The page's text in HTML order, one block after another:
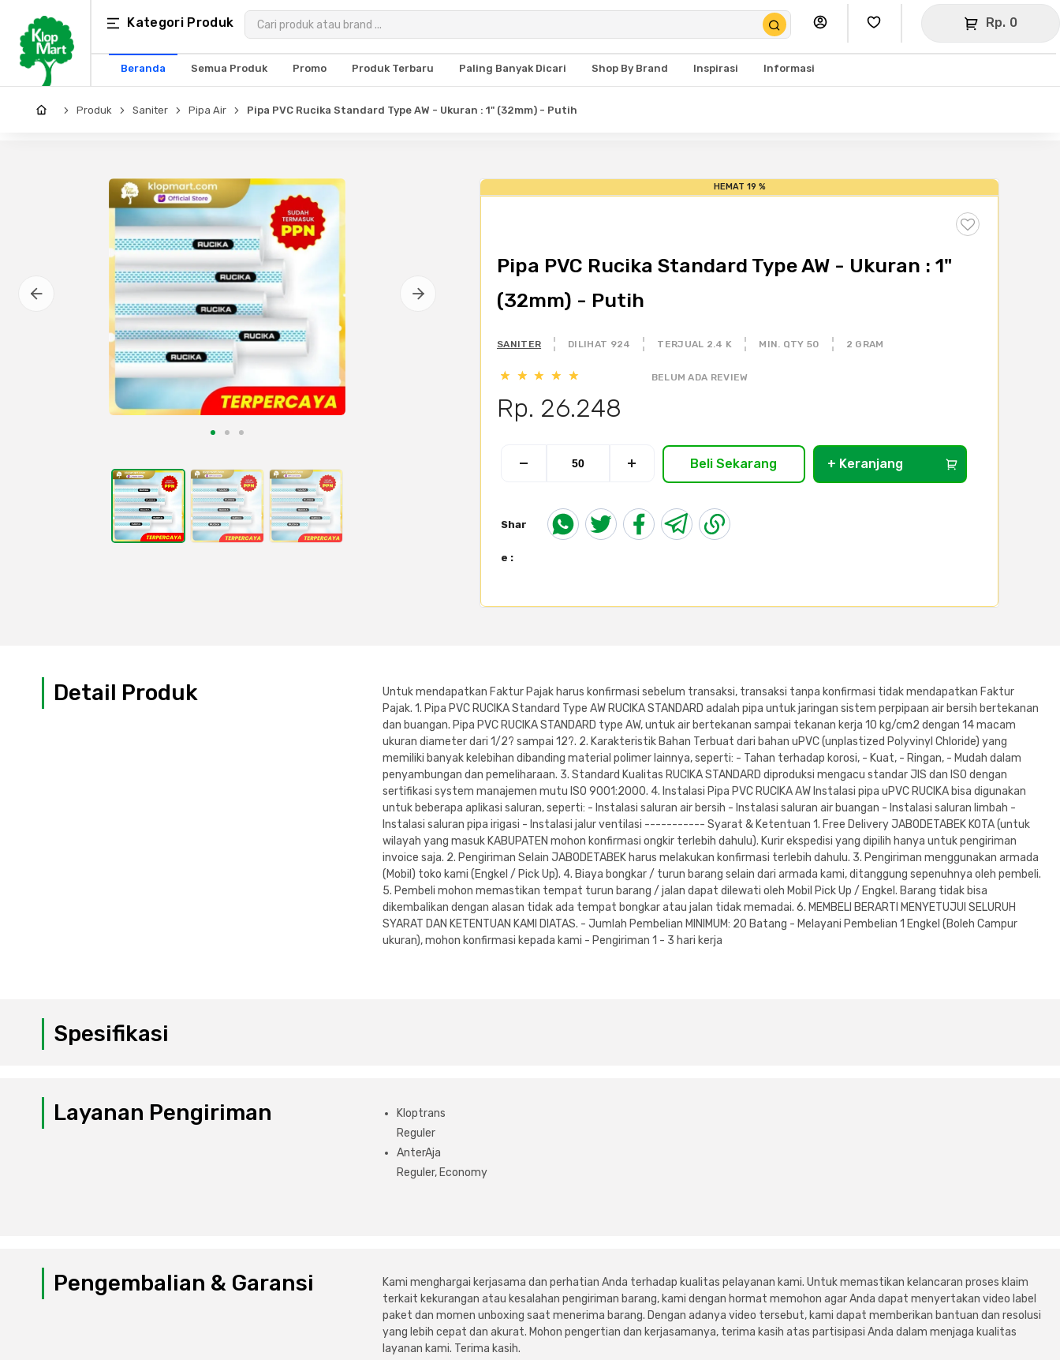
Kategori Produk Rp. 0
Beranda Semua Produk Promo Produk Terbaru Paling Banyak Dicari Shop By Brand Inspirasi Informasi
Kategori
Produk
Arsitektur
Produk Saniter Pipa Air Pipa PVC Rucika Standard Type AW - Ukuran : 1" (32mm) - Putih
HEMAT 19 %
Pipa PVC Rucika Standard Type AW - Ukuran : 1"
(32mm) - Putih
SANITER DILIHAT 924 TERJUAL 2.4 K MIN. QTY 50 2 GRAM
BELUM ADA REVIEW
Rp. 26.248
Beli Sekarang + Keranjang
Shar
e :
Detail Produk
Untuk mendapatkan Faktur Pajak harus konfirmasi sebelum transaksi, transaksi tanpa konfirmasi tidak mendapatkan Faktur
Pajak. 1. Pipa PVC RUCIKA Standard Type AW RUCIKA STANDARD adalah pipa untuk jaringan sistem perpipaan air bersih bertekanan
dan buangan. Pipa PVC RUCIKA STANDARD type AW, untuk air bertekanan sampai tekanan kerja 10 kg/cm2 dengan 14 macam
ukuran diameter dari 1/2? sampai 12?. 2. Karakteristik Bahan Terbuat dari bahan uPVC (unplastized Polyvinyl Chloride) yang
memiliki banyak kelebihan dibanding material polimer lainnya, seperti: - Tahan terhadap korosi, - Kuat, - Ringan, - Mudah dalam
penyambungan dan pemeliharaan. 3. Standard Kualitas RUCIKA STANDARD diproduksi mengacu standar JIS dan ISO dengan
sertifikasi system manajemen mutu ISO 9001:2000. 4. Instalasi Pipa PVC RUCIKA AW Instalasi pipa uPVC RUCIKA bisa digunakan
untuk beberapa aplikasi saluran, seperti: - Instalasi saluran air bersih - Instalasi saluran air buangan - Instalasi saluran limbah -
Instalasi saluran pipa irigasi - Instalasi jalur ventilasi ----------- Syarat & Ketentuan 1. Free Delivery JABODETABEK KOTA (untuk
wilayah yang masuk KABUPATEN mohon konfirmasi ongkir terlebih dahulu). Kurir ekspedisi yang dipilih hanya untuk pengiriman
invoice saja. 2. Pengiriman Selain JABODETABEK harus melakukan konfirmasi terlebih dahulu. 3. Pengiriman menggunakan armada
(Mobil) toko kami (Engkel / Pick Up). 4. Biaya bongkar / turun barang selain dari armada kami, ditanggung sepenuhnya oleh pembeli.
5. Pembeli mohon memastikan tempat turun barang / jalan dapat dilewati oleh Mobil Pick Up / Engkel. Barang tidak bisa
dikembalikan dengan alasan tidak ada tempat bongkar atau jalan tidak memadai. 6. MEMBELI BERARTI MENYETUJUI SELURUH
SYARAT DAN KETENTUAN KAMI DIATAS. - Jumlah Pembelian MINIMUM: 20 Batang - Melayani Pembelian 1 Engkel (Boleh Campur
ukuran), mohon konfirmasi kepada kami - Pengiriman 1 - 3 hari kerja
Spesifikasi
Layanan Pengiriman
Kloptrans
Reguler
AnterAja
Reguler, Economy
Pengembalian & Garansi
Kami menghargai kerjasama dan perhatian Anda terhadap kualitas pelayanan kami. Untuk memastikan kelancaran proses klaim
terkait kekurangan atau kesalahan pengiriman barang, kami dengan hormat memohon agar Anda dapat menyertakan video label
paket dan momen unboxing saat menerima barang. Dengan adanya video tersebut, kami dapat memberikan bantuan dan resolusi
yang lebih cepat dan akurat. Mohon pengertian dan kerjasamanya, terima kasih atas partisipasi Anda dalam menjaga kualitas
layanan kami. Terima kasih.